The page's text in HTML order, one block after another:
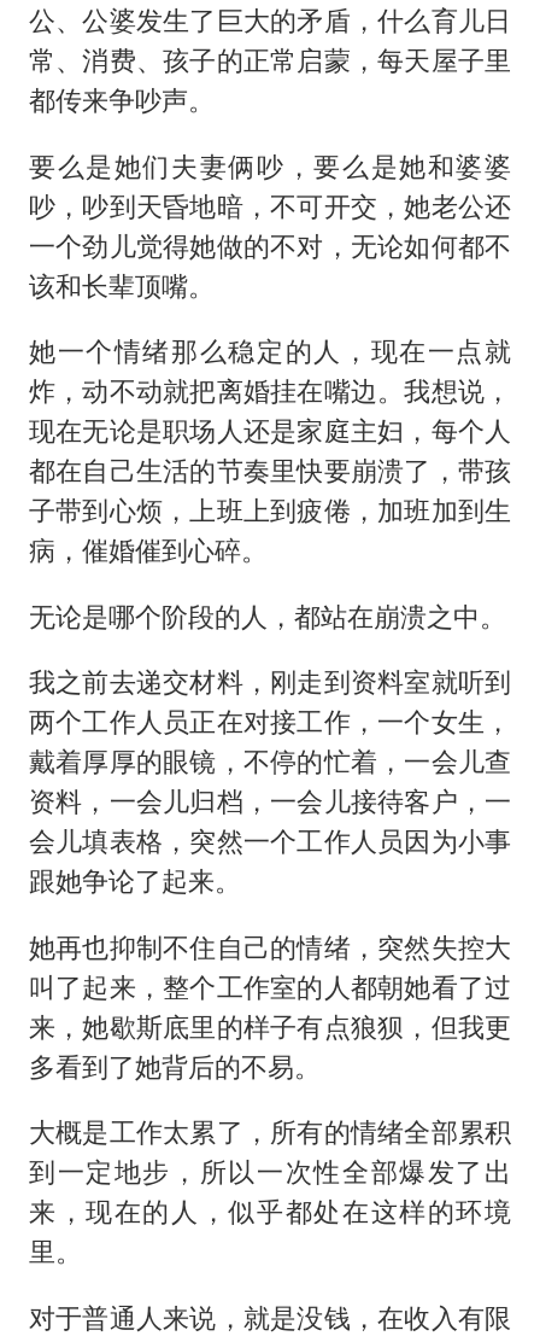
公、公婆发生了巨大的矛盾，什么育儿日
常、消费、孩子的正常启蒙，每天屋子里
都传来争吵声。
要么是她们夫妻俩吵，要么是她和婆婆
吵，吵到天昏地暗，不可开交，她老公还
一个劲儿觉得她做的不对，无论如何都不
该和长辈顶嘴。
她一个情绪那么稳定的人，现在一点就
炸，动不动就把离婚挂在嘴边。我想说，
现在无论是职场人还是家庭主妇，每个人
都在自己生活的节奏里快要崩溃了，带孩
子带到心烦，上班上到疲倦，加班加到生
病，催婚催到心碎。
无论是哪个阶段的人，都站在崩溃之中。
我之前去递交材料，刚走到资料室就听到
两个工作人员正在对接工作，一个女生，
戴着厚厚的眼镜，不停的忙着，一会儿查
资料，一会儿归档，一会儿接待客户，一
会儿填表格，突然一个工作人员因为小事
跟她争论了起来。
她再也抑制不住自己的情绪，突然失控大
叫了起来，整个工作室的人都朝她看了过
来，她歇斯底里的样子有点狼狈，但我更
多看到了她背后的不易。
大概是工作太累了，所有的情绪全部累积
到一定地步，所以一次性全部爆发了出
来，现在的人，似乎都处在这样的环境
里。
对于普通人来说，就是没钱，在收入有限